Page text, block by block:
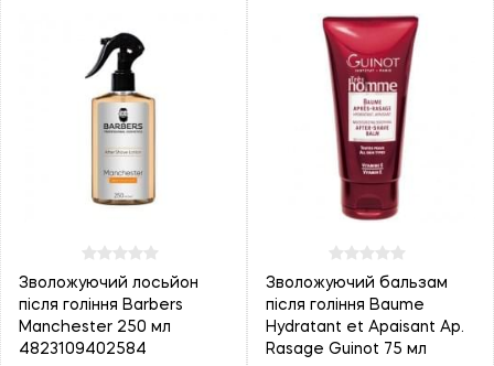
Зволожуючий лосьйон
після гоління Barbers
Manchester 250 мл
4823109402584
Зволожуючий бальзам
після гоління Baume
Hydratant et Apaisant Ap.
Rasage Guinot 75 мл